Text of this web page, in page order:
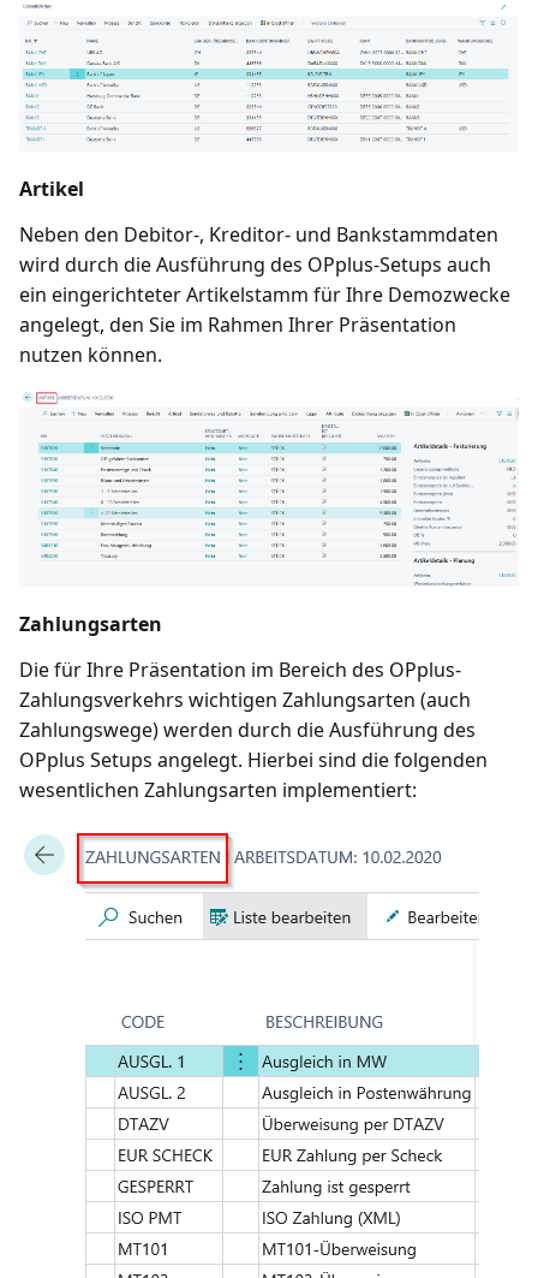
Artikel
Neben den Debitor-, Kreditor- und Bankstammdaten
wird durch die Ausführung des OPplus-Setups auch
ein eingerichteter Artikelstamm für Ihre Demozwecke
angelegt, den Sie im Rahmen Ihrer Präsentation
nutzen können.
Zahlungsarten
Die für Ihre Präsentation im Bereich des OPplus-
Zahlungsverkehrs wichtigen Zahlungsarten (auch
Zahlungswege) werden durch die Ausführung des
OPplus Setups angelegt. Hierbei sind die folgenden
wesentlichen Zahlungsarten implementiert: